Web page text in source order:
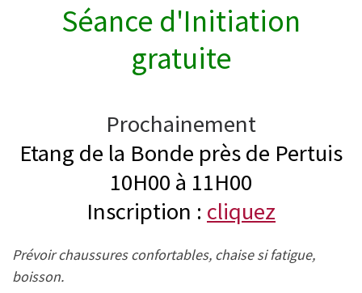
Séance d'Initiation
gratuite
Prochainement
Etang de la Bonde près de Pertuis
10H00 à 11H00
Inscription : cliquez
Prévoir chaussures confortables, chaise si fatigue,
boisson.